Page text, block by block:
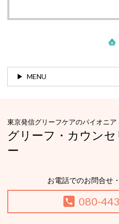
MENU
東京発信グリーフケアのパイオニア
グリーフ・カウン
ー
お電話でのお問合せ
080-